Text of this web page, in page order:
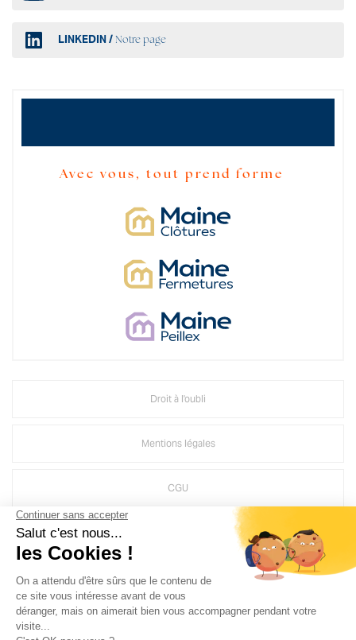
LINKEDIN /Notre page
Avec vous, tout prend forme
Droit à l'oubli
Mentions légales
CGU
Politique d'utilisation des médias sociaux de Groupe MAINE
Crédits Agence de communication